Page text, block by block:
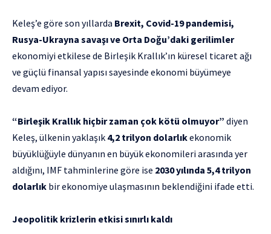
Keleş’e göre son yıllarda Brexit, Covid-19 pandemisi,
Rusya-Ukrayna savaşı ve Orta Doğu’daki gerilimler
ekonomiyi etkilese de Birleşik Krallık’ın küresel ticaret ağı
ve güçlü finansal yapısı sayesinde ekonomi büyümeye
devam ediyor.
“Birleşik Krallık hiçbir zaman çok kötü olmuyor” diyen
Keleş, ülkenin yaklaşık 4,2 trilyon dolarlıkekonomik
büyüklüğüyle dünyanın en büyük ekonomileri arasında yer
aldığını, IMF tahminlerine göre ise 2030 yılında 5,4 trilyon
dolarlık bir ekonomiye ulaşmasının beklendiğini ifade etti.
Jeopolitik krizlerin etkisi sınırlı kaldı